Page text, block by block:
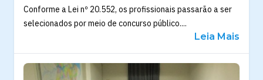
Conforme a Lei nº 20.552, os profissionais passarão a ser
selecionados por meio de concurso público....
Leia Mais